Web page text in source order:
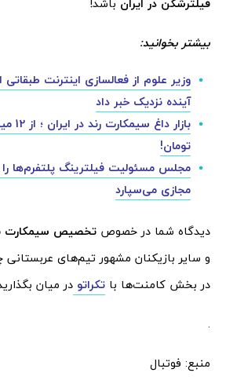
بیشتر بخوانید:
وزیر علوم از فعالسازی اینترنت طبقاتی
آینده نزدیک خبر داد
تومان!
مجلس مسئولیت فیلترینگ پلتفرم‌ها
مجازی می‌سپارد
دیدگاه شما در خصوص تخصیص سیمکارت
و سایر بازیکنان مشهور تیم‌های
در بخش کامنت‌ها با تکراتو در میان
.
منبع: فوتبال